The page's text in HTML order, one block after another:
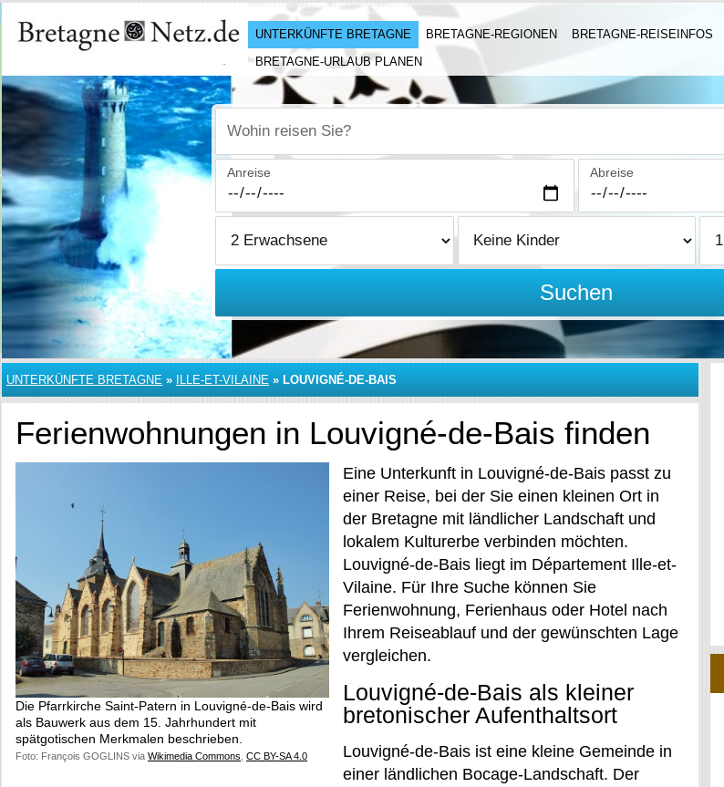
UNTERKÜNFTE BRETAGNE BRETAGNE-REGIONEN
BRETAGNE-REISEINFOS
BRETAGNE-URLAUB PLANEN
Wohin reisen Sie?
Anreise Abreise
Suchen
UNTERKÜNFTE BRETAGNE » ILLE-ET-VILAINE » LOUVIGNÉ-DE-BAIS
Ferienwohnungen in Louvigné-de-Bais finden
Die Pfarrkirche Saint-Patern in Louvigné-de-Bais wird
als Bauwerk aus dem 15. Jahrhundert mit
spätgotischen Merkmalen beschrieben.
Foto: François GOGLINS via Wikimedia Commons CC BY-SA 4.0
Eine Unterkunft in Louvigné-de-Bais passt zu
einer Reise, bei der Sie einen kleinen Ort in
der Bretagne mit ländlicher Landschaft und
lokalem Kulturerbe verbinden möchten.
Louvigné-de-Bais liegt im Département Ille-et-
Vilaine. Für Ihre Suche können Sie
Ferienwohnung, Ferienhaus oder Hotel nach
Ihrem Reiseablauf und der gewünschten Lage
vergleichen.
Louvigné-de-Bais als kleiner
bretonischer Aufenthaltsort
Louvigné-de-Bais ist eine kleine Gemeinde in
einer ländlichen Bocage-Landschaft. Der